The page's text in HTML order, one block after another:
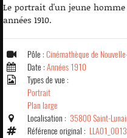
Le portrait d'un jeune
années 1910.
Pôle : Cinémathèque de
Date : Années 1910
Types de vue :
Portrait
Plan large
Localisation : 35800 Saint-
Référence original :